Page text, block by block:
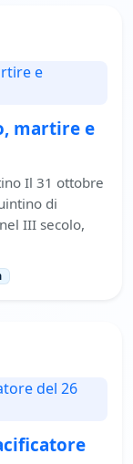
martire e
Il 31 ottobre
di
III secolo,